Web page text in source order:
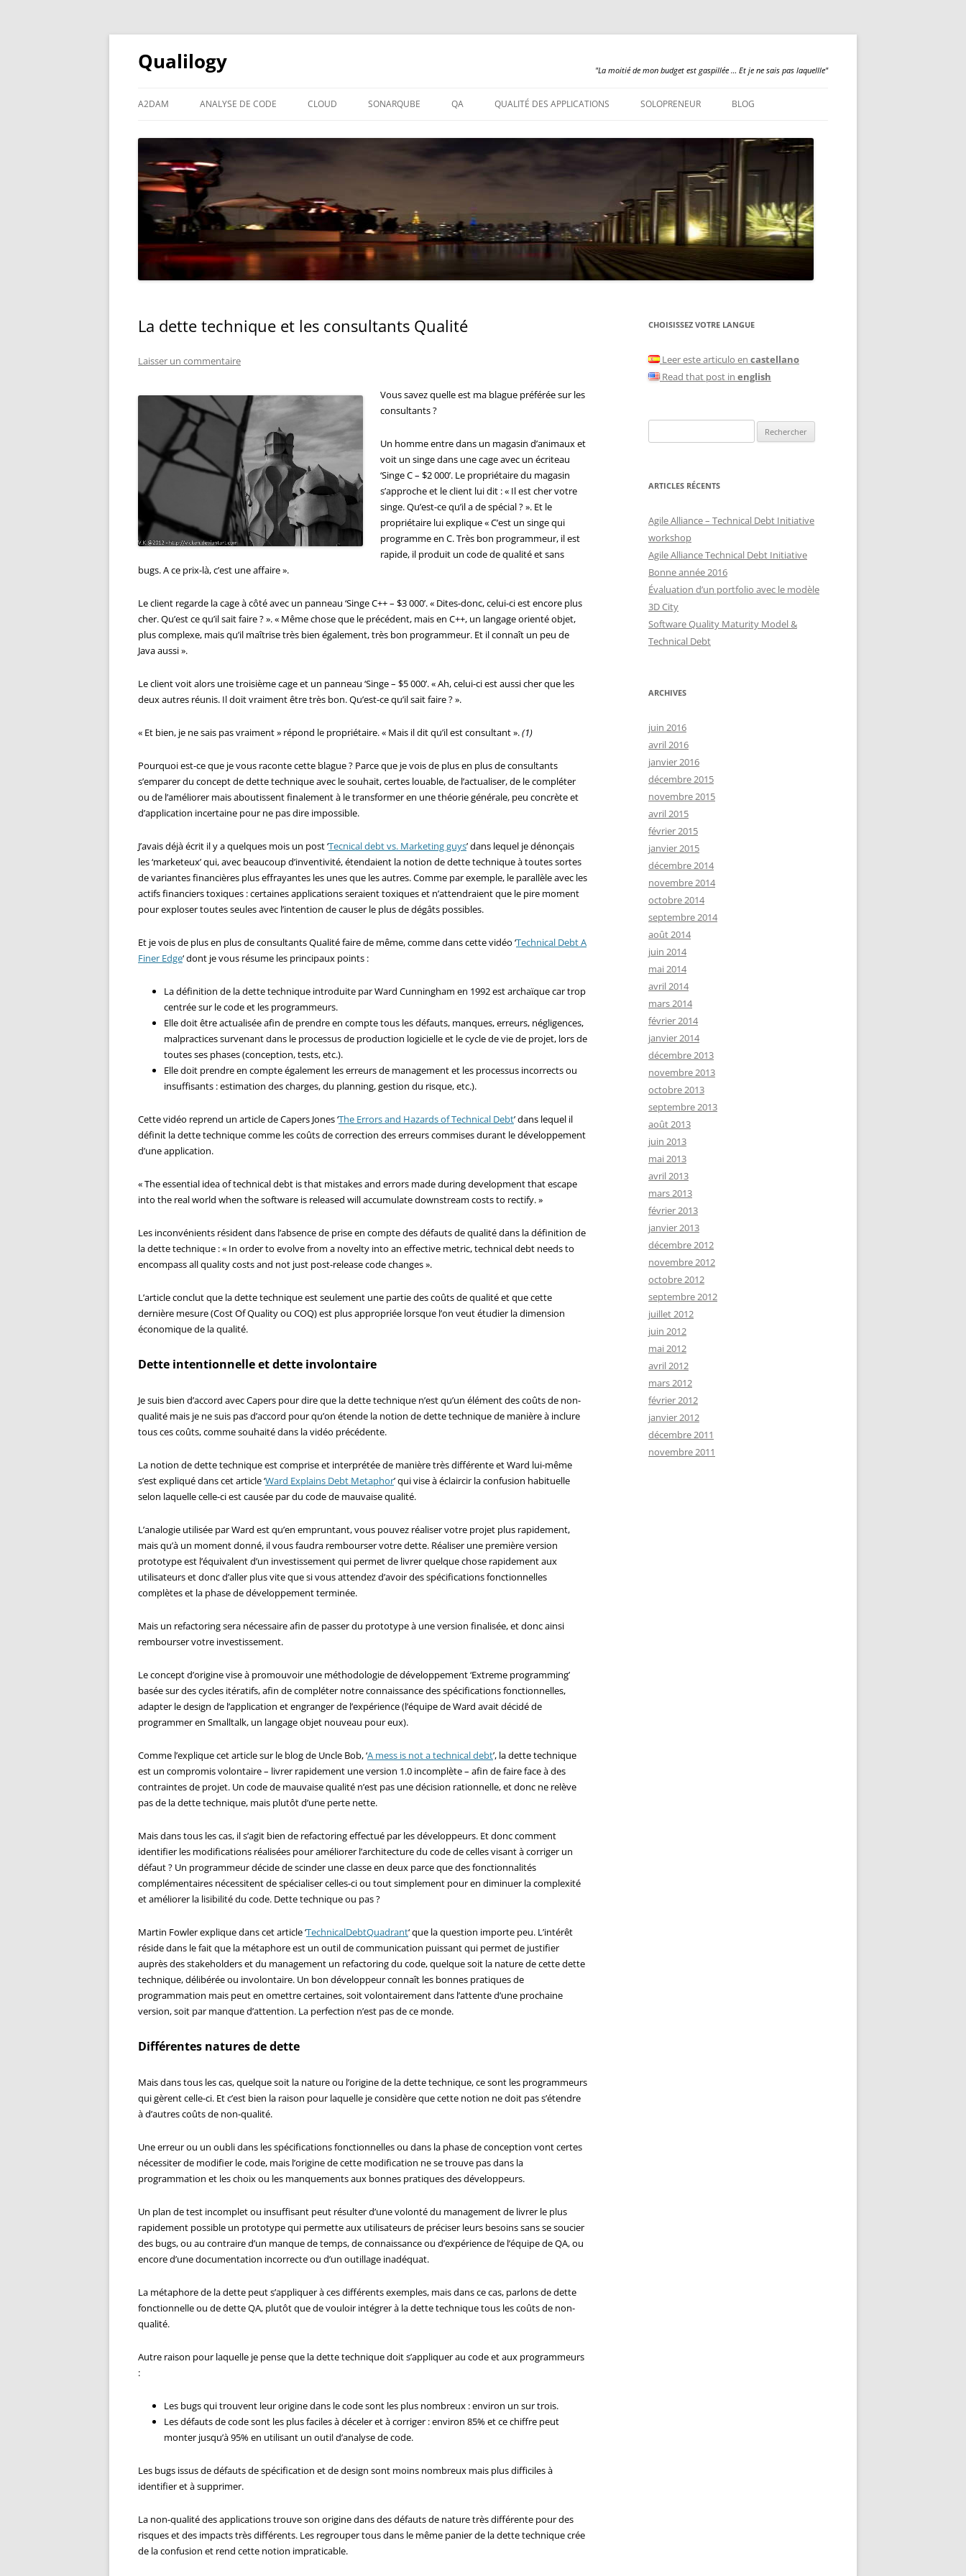
Qualilogy "La moitié de mon budget est gaspillée … Et je ne sais pas laquellle"
contenu
A2DAM ANALYSE DE CODE CLOUD SONARQUBE
SONARQUBE – COBOL
SONARQUBE – PL/SQL
QA QUALITÉ DES APPLICATIONS SOLOPRENEUR BLOG
La dette technique et les consultants Qualité
Laisser un commentaire
Vous savez quelle est ma blague préférée sur les
consultants ?
Un homme entre dans un magasin d’animaux et
voit un singe dans une cage avec un écriteau
‘Singe C – $2 000’. Le propriétaire du magasin
s’approche et le client lui dit : « Il est cher votre
singe. Qu’est-ce qu’il a de spécial ? ». Et le
propriétaire lui explique « C’est un singe qui
programme en C. Très bon programmeur, il est
rapide, il produit un code de qualité et sans
bugs. A ce prix-là, c’est une affaire ».
Le client regarde la cage à côté avec un panneau ‘Singe C++ – $3 000’. « Dites-donc, celui-ci est encore plus
cher. Qu’est ce qu’il sait faire ? ». « Même chose que le précédent, mais en C++, un langage orienté objet,
plus complexe, mais qu’il maîtrise très bien également, très bon programmeur. Et il connaît un peu de
Java aussi ».
Le client voit alors une troisième cage et un panneau ‘Singe – $5 000’. « Ah, celui-ci est aussi cher que les
deux autres réunis. Il doit vraiment être très bon. Qu’est-ce qu’il sait faire ? ».
« Et bien, je ne sais pas vraiment » répond le propriétaire. « Mais il dit qu’il est consultant ».(1)
Pourquoi est-ce que je vous raconte cette blague ? Parce que je vois de plus en plus de consultants
s’emparer du concept de dette technique avec le souhait, certes louable, de l’actualiser, de le compléter
ou de l’améliorer mais aboutissent finalement à le transformer en une théorie générale, peu concrète et
d’application incertaine pour ne pas dire impossible.
J’avais déjà écrit il y a quelques mois un post ‘Tecnical debt vs. Marketing guys’ dans lequel je dénonçais
les ‘marketeux’ qui, avec beaucoup d’inventivité, étendaient la notion de dette technique à toutes sortes
de variantes financières plus effrayantes les unes que les autres. Comme par exemple, le parallèle avec les
actifs financiers toxiques : certaines applications seraient toxiques et n’attendraient que le pire moment
pour exploser toutes seules avec l’intention de causer le plus de dégâts possibles.
Et je vois de plus en plus de consultants Qualité faire de même, comme dans cette vidéo ‘Technical Debt A
Finer Edge‘ dont je vous résume les principaux points :
La définition de la dette technique introduite par Ward Cunningham en 1992 est archaïque car trop
centrée sur le code et les programmeurs.
Elle doit être actualisée afin de prendre en compte tous les défauts, manques, erreurs, négligences,
malpractices survenant dans le processus de production logicielle et le cycle de vie de projet, lors de
toutes ses phases (conception, tests, etc.).
Elle doit prendre en compte également les erreurs de management et les processus incorrects ou
insuffisants : estimation des charges, du planning, gestion du risque, etc.).
Cette vidéo reprend un article de Capers Jones ‘The Errors and Hazards of Technical Debt’ dans lequel il
définit la dette technique comme les coûts de correction des erreurs commises durant le développement
d’une application.
« The essential idea of technical debt is that mistakes and errors made during development that escape
into the real world when the software is released will accumulate downstream costs to rectify. »
Les inconvénients résident dans l’absence de prise en compte des défauts de qualité dans la définition de
la dette technique : « In order to evolve from a novelty into an effective metric, technical debt needs to
encompass all quality costs and not just post-release code changes ».
L’article conclut que la dette technique est seulement une partie des coûts de qualité et que cette
dernière mesure (Cost Of Quality ou COQ) est plus appropriée lorsque l’on veut étudier la dimension
économique de la qualité.
Dette intentionnelle et dette involontaire
Je suis bien d’accord avec Capers pour dire que la dette technique n’est qu’un élément des coûts de non-
qualité mais je ne suis pas d’accord pour qu’on étende la notion de dette technique de manière à inclure
tous ces coûts, comme souhaité dans la vidéo précédente.
La notion de dette technique est comprise et interprétée de manière très différente et Ward lui-même
s’est expliqué dans cet article ‘Ward Explains Debt Metaphor’ qui vise à éclaircir la confusion habituelle
selon laquelle celle-ci est causée par du code de mauvaise qualité.
L’analogie utilisée par Ward est qu’en empruntant, vous pouvez réaliser votre projet plus rapidement,
mais qu’à un moment donné, il vous faudra rembourser votre dette. Réaliser une première version
prototype est l’équivalent d’un investissement qui permet de livrer quelque chose rapidement aux
utilisateurs et donc d’aller plus vite que si vous attendez d’avoir des spécifications fonctionnelles
complètes et la phase de développement terminée.
Mais un refactoring sera nécessaire afin de passer du prototype à une version finalisée, et donc ainsi
rembourser votre investissement.
Le concept d’origine vise à promouvoir une méthodologie de développement ‘Extreme programming’
basée sur des cycles itératifs, afin de compléter notre connaissance des spécifications fonctionnelles,
adapter le design de l’application et engranger de l’expérience (l’équipe de Ward avait décidé de
programmer en Smalltalk, un langage objet nouveau pour eux).
Comme l’explique cet article sur le blog de Uncle Bob, ‘A mess is not a technical debt’, la dette technique
est un compromis volontaire – livrer rapidement une version 1.0 incomplète – afin de faire face à des
contraintes de projet. Un code de mauvaise qualité n’est pas une décision rationnelle, et donc ne relève
pas de la dette technique, mais plutôt d’une perte nette.
Mais dans tous les cas, il s’agit bien de refactoring effectué par les développeurs. Et donc comment
identifier les modifications réalisées pour améliorer l’architecture du code de celles visant à corriger un
défaut ? Un programmeur décide de scinder une classe en deux parce que des fonctionnalités
complémentaires nécessitent de spécialiser celles-ci ou tout simplement pour en diminuer la complexité
et améliorer la lisibilité du code. Dette technique ou pas ?
Martin Fowler explique dans cet article ‘TechnicalDebtQuadrant‘ que la question importe peu. L’intérêt
réside dans le fait que la métaphore est un outil de communication puissant qui permet de justifier
auprès des stakeholders et du management un refactoring du code, quelque soit la nature de cette dette
technique, délibérée ou involontaire. Un bon développeur connaît les bonnes pratiques de
programmation mais peut en omettre certaines, soit volontairement dans l’attente d’une prochaine
version, soit par manque d’attention. La perfection n’est pas de ce monde.
Différentes natures de dette
Mais dans tous les cas, quelque soit la nature ou l’origine de la dette technique, ce sont les programmeurs
qui gèrent celle-ci. Et c’est bien la raison pour laquelle je considère que cette notion ne doit pas s’étendre
à d’autres coûts de non-qualité.
Une erreur ou un oubli dans les spécifications fonctionnelles ou dans la phase de conception vont certes
nécessiter de modifier le code, mais l’origine de cette modification ne se trouve pas dans la
programmation et les choix ou les manquements aux bonnes pratiques des développeurs.
Un plan de test incomplet ou insuffisant peut résulter d’une volonté du management de livrer le plus
rapidement possible un prototype qui permette aux utilisateurs de préciser leurs besoins sans se soucier
des bugs, ou au contraire d’un manque de temps, de connaissance ou d’expérience de l’équipe de QA, ou
encore d’une documentation incorrecte ou d’un outillage inadéquat.
La métaphore de la dette peut s’appliquer à ces différents exemples, mais dans ce cas, parlons de dette
fonctionnelle ou de dette QA, plutôt que de vouloir intégrer à la dette technique tous les coûts de non-
qualité.
Autre raison pour laquelle je pense que la dette technique doit s’appliquer au code et aux programmeurs
:
Les bugs qui trouvent leur origine dans le code sont les plus nombreux : environ un sur trois.
Les défauts de code sont les plus faciles à déceler et à corriger : environ 85% et ce chiffre peut
monter jusqu’à 95% en utilisant un outil d’analyse de code.
Les bugs issus de défauts de spécification et de design sont moins nombreux mais plus difficiles à
identifier et à supprimer.
La non-qualité des applications trouve son origine dans des défauts de nature très différente pour des
risques et des impacts très différents. Les regrouper tous dans le même panier de la dette technique crée
de la confusion et rend cette notion impraticable.
CHOISISSEZ VOTRE LANGUE
Leer este articulo en castellano
Read that post in english
ARTICLES RÉCENTS
Agile Alliance – Technical Debt Initiative
workshop
Agile Alliance Technical Debt Initiative
Bonne année 2016
Évaluation d’un portfolio avec le modèle
3D City
Software Quality Maturity Model &
Technical Debt
ARCHIVES
juin 2016
avril 2016
janvier 2016
décembre 2015
novembre 2015
avril 2015
février 2015
janvier 2015
décembre 2014
novembre 2014
octobre 2014
septembre 2014
août 2014
juin 2014
mai 2014
avril 2014
mars 2014
février 2014
janvier 2014
décembre 2013
novembre 2013
octobre 2013
septembre 2013
août 2013
juin 2013
mai 2013
avril 2013
mars 2013
février 2013
janvier 2013
décembre 2012
novembre 2012
octobre 2012
septembre 2012
juillet 2012
juin 2012
mai 2012
avril 2012
mars 2012
février 2012
janvier 2012
décembre 2011
novembre 2011